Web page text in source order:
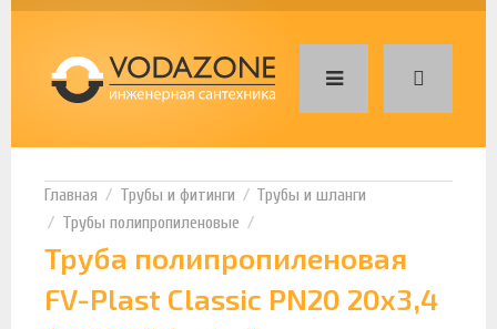
Трубы и фитинги
Трубы и шланги
Трубы полипропиленовые
Труба полипропиленовая
FV-Plast Classic PN20 20х3,4